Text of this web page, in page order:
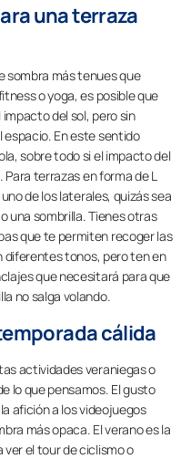
una terraza
sombra más tenues que
o yoga, es posible que
del sol, pero sin
espacio. En este sentido
sobre todo si el impacto del
terrazas en forma de L
de los laterales, quizás sea
una sombrilla. Tienes otras
que te permiten recoger las
diferentes tonos, pero ten en
que necesitará para que
no salga volando.
cálida
actividades veraniegas o
lo que pensamos. El gusto
afición a los videojuegos
más opaca. El verano es la
el tour de ciclismo o